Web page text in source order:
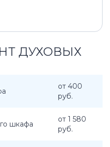
ДУХОВЫХ
от 400
руб.
шкафа
от 1 580
руб.